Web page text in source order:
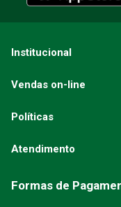
Institucional
Vendas on-line
Políticas
Atendimento
Formas de